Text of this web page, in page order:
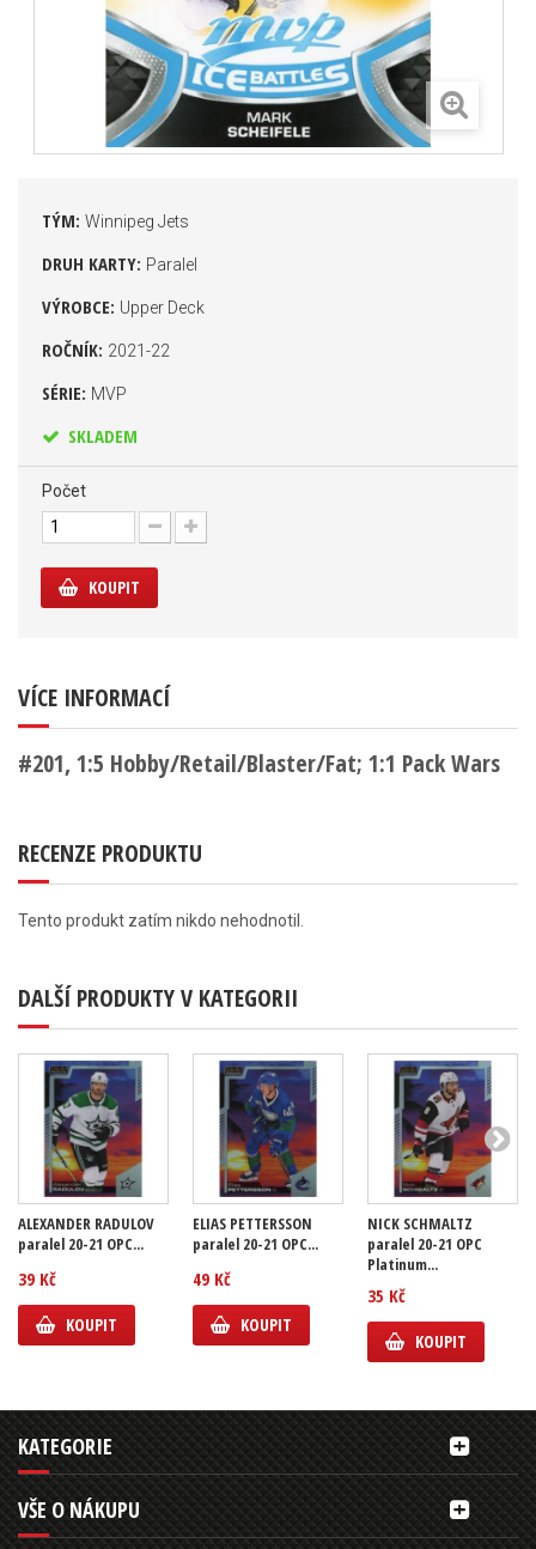
TÝM: Winnipeg Jets
DRUH KARTY: Paralel
VÝROBCE: Upper Deck
ROČNÍK: 2021-22
SÉRIE: MVP
SKLADEM
Počet
KOUPIT
VÍCE INFORMACÍ
#201, 1:5 Hobby/Retail/Blaster/Fat; 1:1 Pack Wars
RECENZE PRODUKTU
Tento produkt zatím nikdo nehodnotil.
DALŠÍ PRODUKTY V KATEGORII
ALEXANDER RADULOV
paralel 20-21 OPC...
39 Kč
KOUPIT
ELIAS PETTERSSON
paralel 20-21 OPC...
49 Kč
KOUPIT
NICK SCHMALTZ
paralel 20-21 OPC
Platinum...
35 Kč
KOUPIT
KATEGORIE
VŠE O NÁKUPU